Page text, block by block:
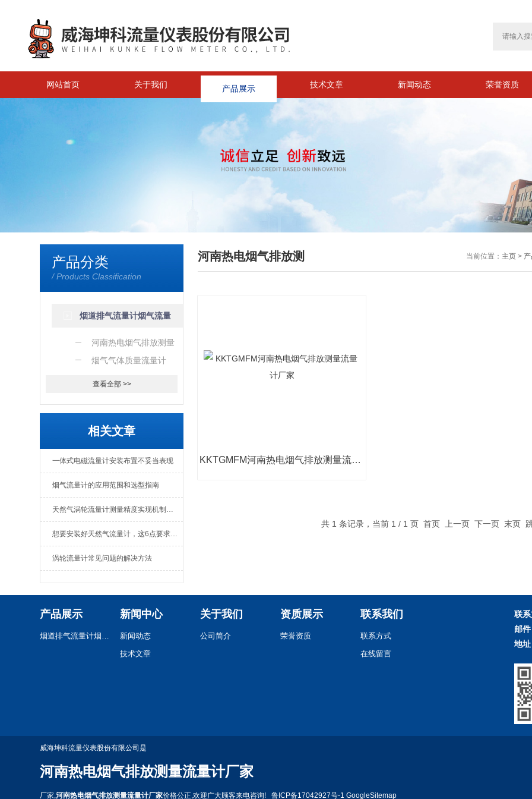
网站首页 关于我们 产品展示 技术文章 新闻动态 荣誉资质
产品分类
/ Products Classification
烟道排气流量计烟气流量
河南热电烟气排放测量
流量计厂家
烟气气体质量流量计
查看全部 >>
相关文章
一体式电磁流量计安装布置不妥当表现
烟气流量计的应用范围和选型指南
天然气涡轮流量计测量精度实现机制解析
想要安装好天然气流量计，这6点要求怎么能少！
涡轮流量计常见问题的解决方法
河南热电烟气排放测
当前位置： 主页>
KKTGMFM河南热电烟气排放测量流量计厂家
共 1 条记录，当前 1 / 1 页 首页 上一页 下一页 末页
产品展示
烟道排气流量计烟气流量计
新闻中心
新闻动态
技术文章
关于我们
公司简介
资质展示
荣誉资质
联系我们
联系方式
在线留言
联
邮件
地址
威海坤科流量仪表股份有限公司是
河南热电烟气排放测量流量计厂家
厂家,河南热电烟气排放测量流量计厂家价格公正,欢迎广大顾客来电咨询!鲁ICP备17042927号-1 GoogleSitemap